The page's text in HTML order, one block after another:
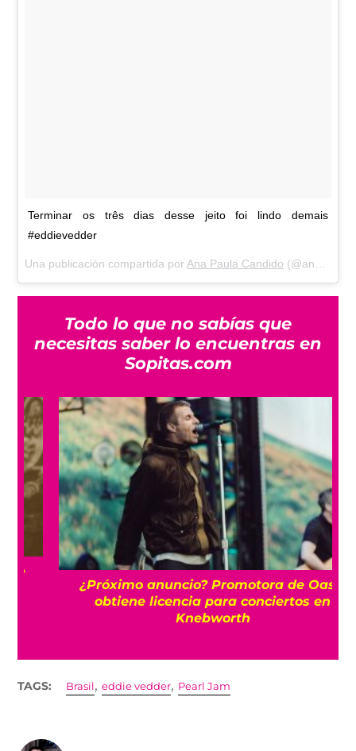
Terminar os três dias desse jeito foi lindo demais
#eddievedder
Una publicación compartida por Ana Paula Candido (@ana_lovesoul) el
Todo lo que no sabías que
necesitas saber lo encuentras en
Sopitas.com
¿Próximo anuncio? Promotora de Oasis
obtiene licencia para conciertos en
Knebworth
TAGS: Brasil ,eddie vedder, Pearl Jam